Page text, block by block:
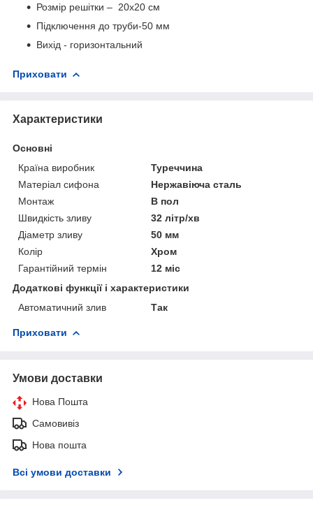
Розмір решітки – 20х20 см
Підключення до труби-50 мм
Вихід - горизонтальний
Приховати
Характеристики
Основні
Країна виробник
Туреччина
Матеріал сифона
Нержавіюча сталь
Монтаж
В пол
Швидкість зливу
32 літр/хв
Діаметр зливу
50 мм
Колір
Хром
Гарантійний термін
12 міс
Додаткові функції і характеристики
Автоматичний злив
Так
Приховати
Умови доставки
Нова Пошта
Самовивіз
Нова пошта
Всі умови доставки